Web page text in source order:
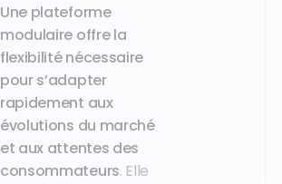
Une plateforme
modulaire offre la
flexibilité nécessaire
pour s’adapter
rapidement aux
évolutions du marché
et aux attentes des
consommateurs. Elle